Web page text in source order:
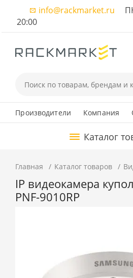
info@rackmarket.ru
20:00
Производители Компания
Каталог
Главная Каталог товаров
IP видеокамера
PNF-9010RP